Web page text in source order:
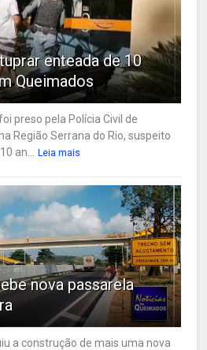
enteada de 10
Queimados
preso pela Polícia Civil de
Região Serrana do Rio, suspeito
an...
Leia mais
nova passarela
a construção de mais uma nova